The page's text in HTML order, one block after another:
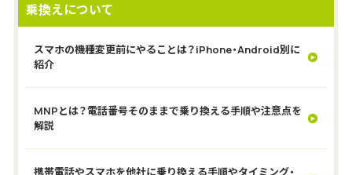
乗換えについて
スマホの機種変更前にやることは？iPhone・Android別に
紹介
MNPとは？電話番号そのままで乗り換える手順や注意点を
解説
携帯電話やスマホを他社に乗り換える手順やタイミング・